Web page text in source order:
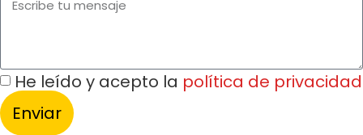
He leído y acepto la política de privacidad
Enviar